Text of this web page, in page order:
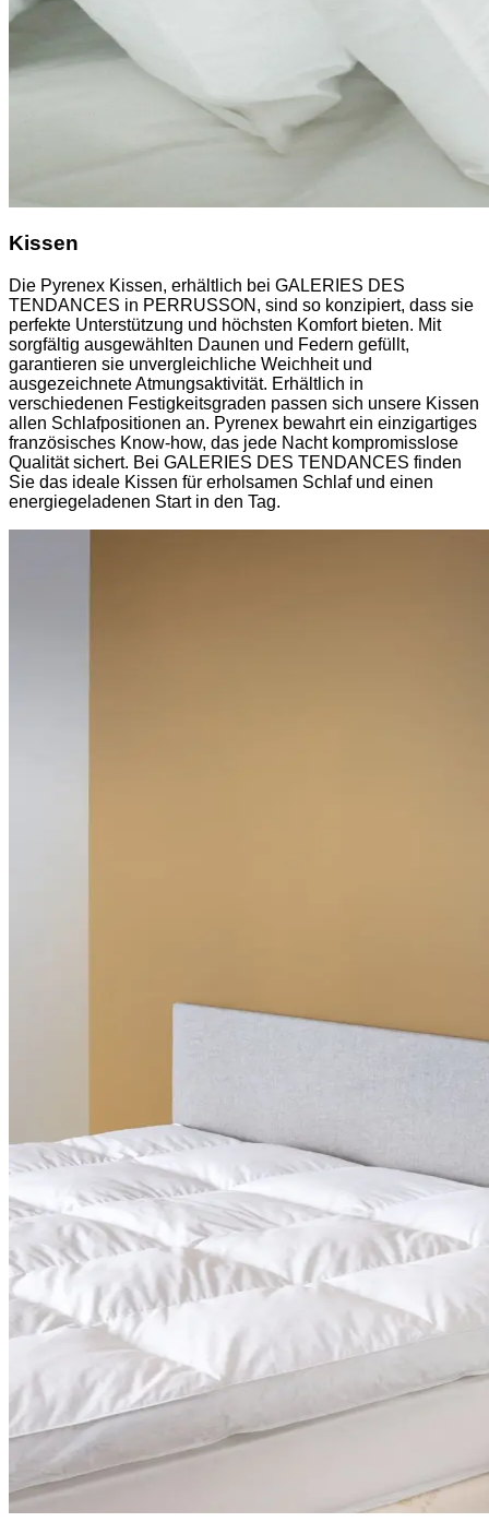
Kissen
Die Pyrenex Kissen, erhältlich bei GALERIES DES
TENDANCES in PERRUSSON, sind so konzipiert, dass sie
perfekte Unterstützung und höchsten Komfort bieten. Mit
sorgfältig ausgewählten Daunen und Federn gefüllt,
garantieren sie unvergleichliche Weichheit und
ausgezeichnete Atmungsaktivität. Erhältlich in
verschiedenen Festigkeitsgraden passen sich unsere Kissen
allen Schlafpositionen an. Pyrenex bewahrt ein einzigartiges
französisches Know-how, das jede Nacht kompromisslose
Qualität sichert. Bei GALERIES DES TENDANCES finden
Sie das ideale Kissen für erholsamen Schlaf und einen
energiegeladenen Start in den Tag.